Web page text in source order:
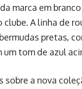
marca em
A linha de
pretas,
um tom de azul
sobre a nova